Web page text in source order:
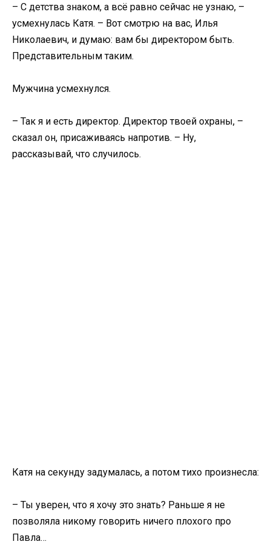
– С детства знаком, а всё равно сейчас не узнаю, –
усмехнулась Катя. – Вот смотрю на вас, Илья
Николаевич, и думаю: вам бы директором быть.
Представительным таким.
Мужчина усмехнулся.
– Так я и есть директор. Директор твоей охраны, –
сказал он, присаживаясь напротив. – Ну,
рассказывай, что случилось.
Катя на секунду задумалась, а потом тихо произнесла:
– Ты уверен, что я хочу это знать? Раньше я не
позволяла никому говорить ничего плохого про
Павла…